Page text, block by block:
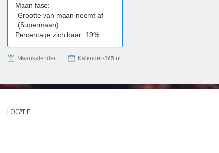
Maan fase:
Grootte van maan neemt af
(Supermaan)
Percentage zichtbaar: 19%
Maankalender Kalender-365.nl
LOCATIE